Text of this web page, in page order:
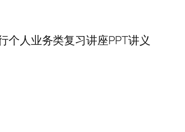
个人业务类复习讲座PPT讲义